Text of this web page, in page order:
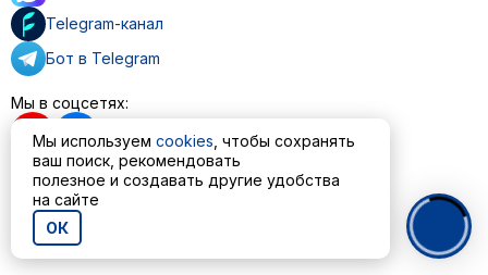
Telegram-канал
Бот в Telegram
Мы в соцсетях:
Пользовательское соглашение
Политика обработки персональных данных
© ООО «МППМ» 2023—2026
Мы используем cookies , чтобы сохранять
ваш поиск, рекомендовать
полезное и создавать другие удобства
на сайте
ОК